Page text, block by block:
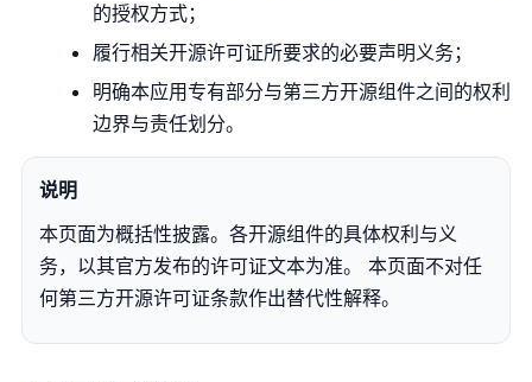
的授权方式；
履行相关开源许可证所要求的必要声明义务；
明确本应用专有部分与第三方开源组件之间的权利
边界与责任划分。
说明
本页面为概括性披露。各开源组件的具体权利与义
务，以其官方发布的许可证文本为准。 本页面不对任
何第三方开源许可证条款作出替代性解释。